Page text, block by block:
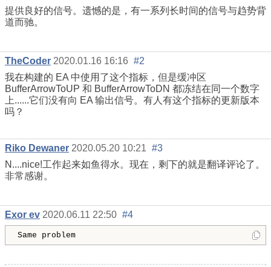
提供良好的信号。遗憾的是，有一系列长时间的信号与趋势背
道而驰。
TheCoder 2020.01.16 16:16 #2
我在构建的 EA 中使用了这个指标，但是缓冲区
BufferArrowToUP 和 BufferArrowToDN 都冻结在同一个数字
上......它们没有向 EA 输出信号。有人有这个指标的更新版本
吗？
Riko Dewaner 2020.05.20 10:21 #3
N....nice!工作起来如鱼得水。现在，剩下的就是翻译评论了。
非常感谢。
Exor ev 2020.06.11 22:50 #4